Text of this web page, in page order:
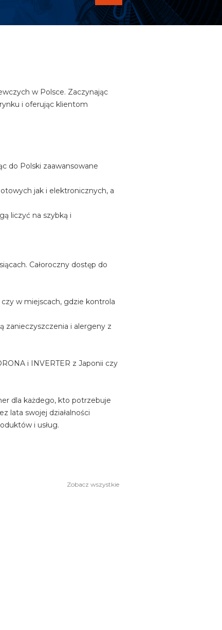
w Polsce. Zaczynając
i oferując klientom
do Polski zaawansowane
jak i elektronicznych, a
liczyć na szybką i
Całoroczny dostęp do
w miejscach, gdzie kontrola
zanieczyszczenia i alergeny z
i INVERTER z Japonii czy
dla każdego, kto potrzebuje
lata swojej działalności
i usług.
Zobacz wszystkie